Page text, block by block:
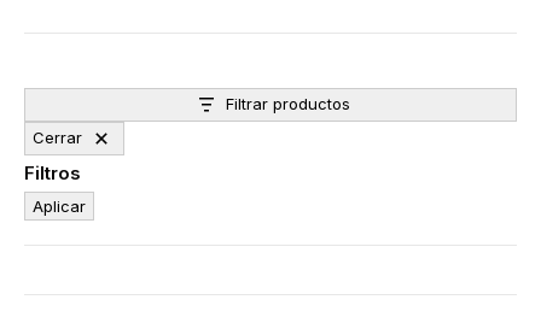
Filtrar productos
Cerrar
Filtros
Aplicar